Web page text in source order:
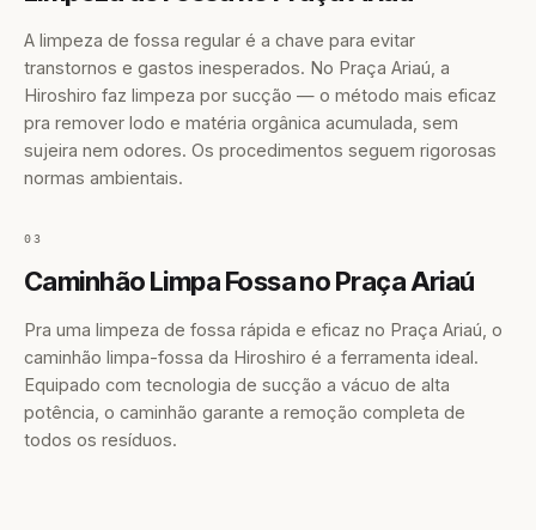
A limpeza de fossa regular é a chave para evitar
transtornos e gastos inesperados. No Praça Ariaú, a
Hiroshiro faz limpeza por sucção — o método mais eficaz
pra remover lodo e matéria orgânica acumulada, sem
sujeira nem odores. Os procedimentos seguem rigorosas
normas ambientais.
03
Caminhão Limpa Fossa no Praça Ariaú
Pra uma limpeza de fossa rápida e eficaz no Praça Ariaú, o
caminhão limpa-fossa da Hiroshiro é a ferramenta ideal.
Equipado com tecnologia de sucção a vácuo de alta
potência, o caminhão garante a remoção completa de
todos os resíduos.